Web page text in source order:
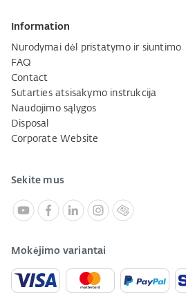
Information
Nurodymai dėl pristatymo ir siuntimo
FAQ
Contact
Sutarties atsisakymo instrukcija
Naudojimo sąlygos
Disposal
Corporate Website
Sekite mus
Mokėjimo variantai